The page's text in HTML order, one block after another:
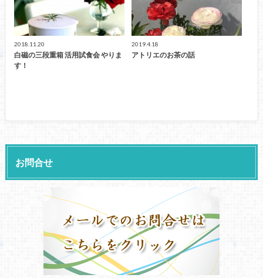
2018.11.20
白磁の三段重箱 活用試食会 やりま
す！
2019.4.18
アトリエのお茶の話
お問合せ